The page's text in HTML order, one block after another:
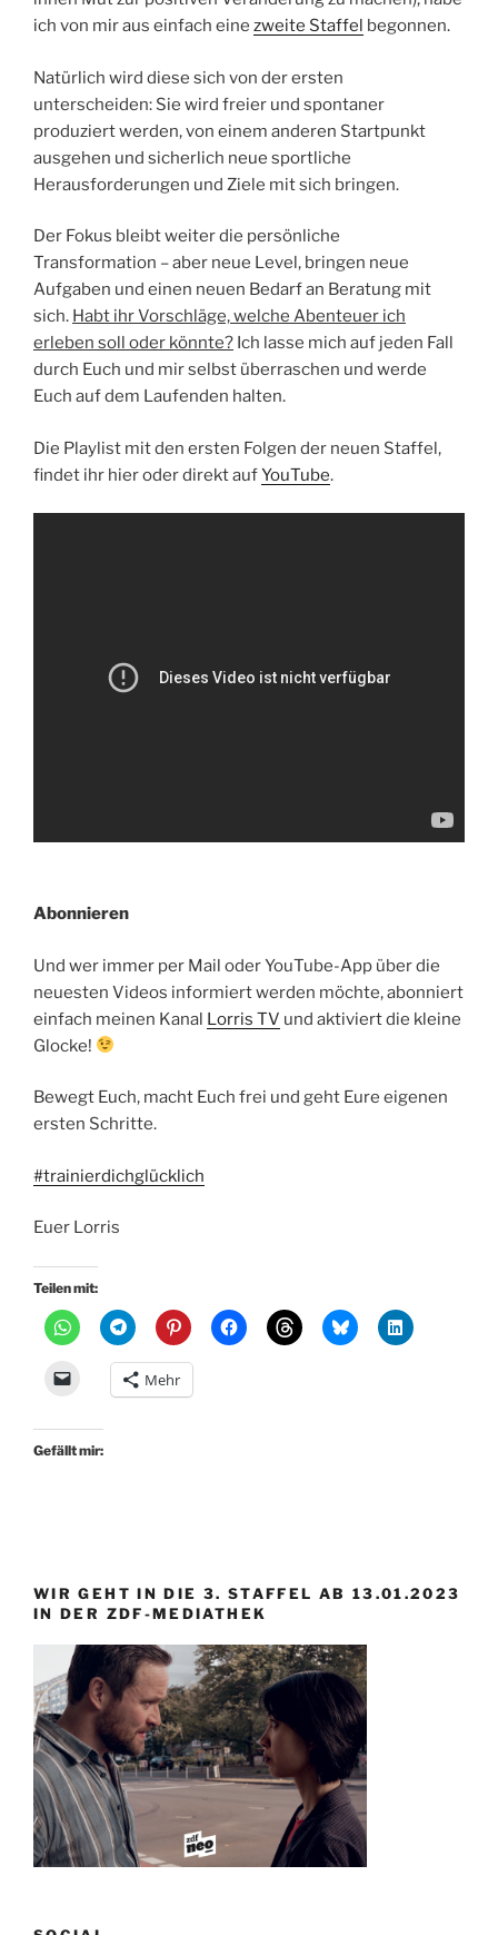
ich von mir aus einfach eine zweite Staffel begonnen.
Natürlich wird diese sich von der ersten
unterscheiden: Sie wird freier und spontaner
produziert werden, von einem anderen Startpunkt
ausgehen und sicherlich neue sportliche
Herausforderungen und Ziele mit sich bringen.
Der Fokus bleibt weiter die persönliche
Transformation – aber neue Level, bringen neue
Aufgaben und einen neuen Bedarf an Beratung mit
sich. Habt ihr Vorschläge, welche Abenteuer ich
erleben soll oder könnte? Ich lasse mich auf jeden Fall
durch Euch und mir selbst überraschen und werde
Euch auf dem Laufenden halten.
Die Playlist mit den ersten Folgen der neuen Staffel,
findet ihr hier oder direkt aufYouTube.
Abonnieren
Und wer immer per Mail oder YouTube-App über die
neuesten Videos informiert werden möchte, abonniert
einfach meinen Kanal Lorris TV und aktiviert die kleine
Glocke!
Bewegt Euch, macht Euch frei und geht Eure eigenen
ersten Schritte.
#trainierdichglücklich
Euer Lorris
Teilen mit:
Mehr
Gefällt mir:
WIR GEHT IN DIE 3. STAFFEL AB 13.01.2023
IN DER ZDF-MEDIATHEK